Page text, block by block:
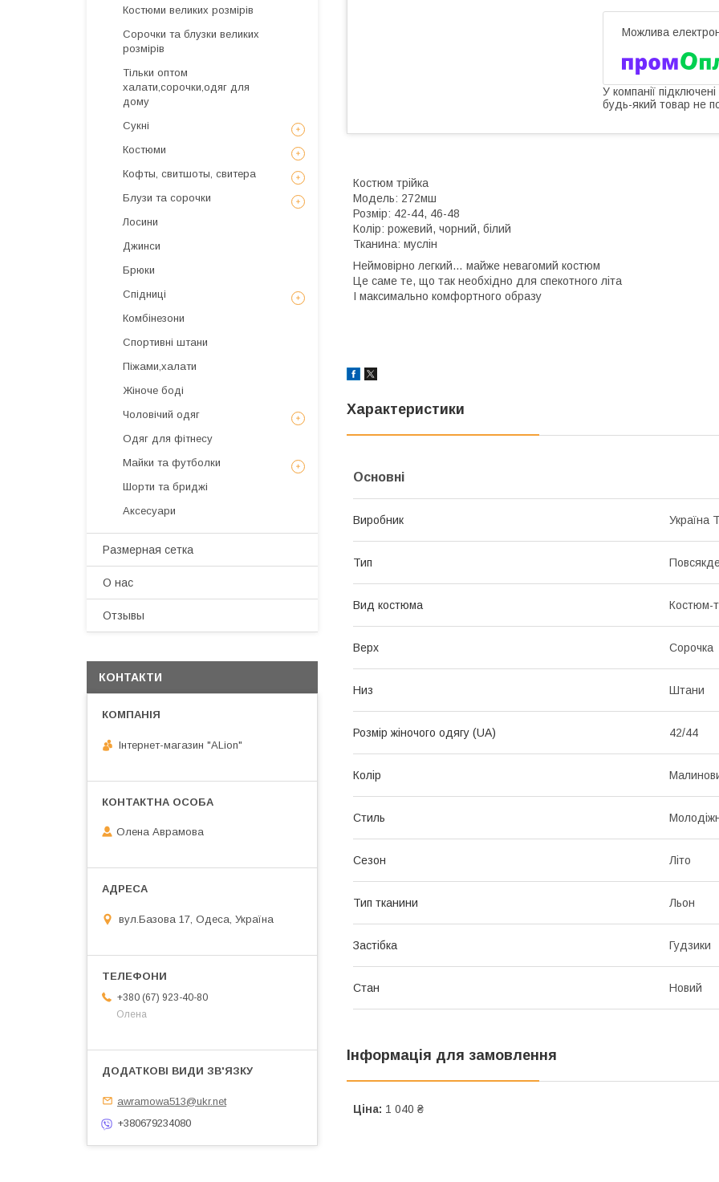
У компанії
будь-який товар не
Костюм трійка
Модель: 272мш
Розмір: 42-44, 46-48
Колір: рожевий, чорний, білий
Тканина: муслін
Неймовірно легкий… майже невагомий костюм
Це саме те, що так необхідно для спекотного літа
І максимально комфортного образу
Характеристики
Основні
Виробник Україна
Тип
Вид костюма Костюм-
Верх Сорочка
Низ Штани
Розмір жіночого одягу (UA) 42/44
Колір
Стиль
Сезон Літо
Тип тканини Льон
Застібка Гудзики
Стан Новий
Інформація для замовлення
Ціна: 1 040 ₴
Костюми великих розмірів
Сорочки та блузки великих
розмірів
Тільки оптом
халати,сорочки,одяг для
дому
Сукні
Костюми
Кофты, свитшоты, свитера
Блузи та сорочки
Лосини
Джинси
Брюки
Спідниці
Комбінезони
Спортивні штани
Піжами,халати
Жіноче боді
Чоловічий одяг
Одяг для фітнесу
Майки та футболки
Шорти та бриджі
Аксесуари
Размерная сетка
О нас
Отзывы
КОНТАКТИ
Інтернет-магазин "ALіon"
Олена Аврамова
вул.Базова 17, Одеса, Україна
+380 (67) 923-40-80
Олена
awramowa513@ukr.net
+380679234080